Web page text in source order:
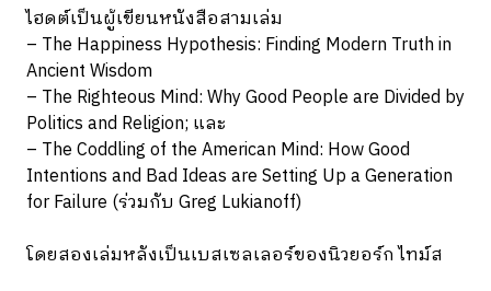
ไฮดต์เป็นผู้เขียนหนังสือสามเล่ม
– The Happiness Hypothesis: Finding Modern Truth in
Ancient Wisdom
– The Righteous Mind: Why Good People are Divided by
Politics and Religion; และ
– The Coddling of the American Mind: How Good
Intentions and Bad Ideas are Setting Up a Generation
for Failure (ร่วมกับ Greg Lukianoff)
โดยสองเล่มหลังเป็นเบสเซลเลอร์ของนิวยอร์ก ไทม์ส